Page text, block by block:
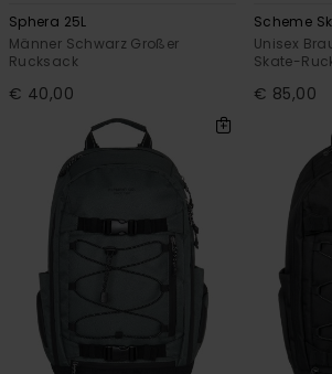
Sphera 25L
Männer Schwarz Großer
Rucksack
€ 40,00
Scheme
Unisex
Skate-
€ 85,00